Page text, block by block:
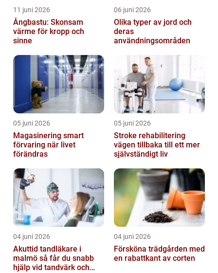
11 juni 2026
Ångbastu: Skonsam
värme för kropp och
sinne
06 juni 2026
Olika typer av jord och
deras
användningsområden
05 juni 2026
Magasinering smart
förvaring när livet
förändras
05 juni 2026
Stroke rehabilitering
vägen tillbaka till ett mer
självständigt liv
04 juni 2026
Akuttid tandläkare i
malmö så får du snabb
hjälp vid tandvärk och
04 juni 2026
Försköna trädgården med
en rabattkant av corten